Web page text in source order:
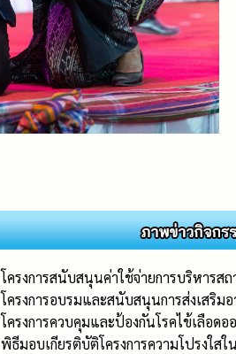
โครงการสนับสนุนค่าใช้จ่ายการบริหาร
โครงการอบรมและสนับสนุนการส่งเสริ
โครงการควบคุมและป้องกันโรคไข้เลือด
พิธีมอบเกียรติบัติโครงการความโปรงใสใ